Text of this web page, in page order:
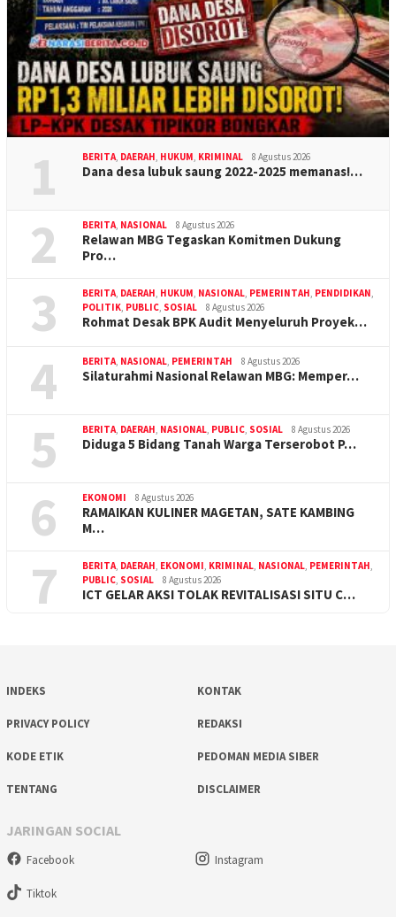
1 BERITA DAERAH HUKUM KRIMINAL 8 Agustus 2026
Dana desa lubuk saung 2022-2025 memanas!…
2 BERITA NASIONAL 8 Agustus 2026
Relawan MBG Tegaskan Komitmen Dukung
Pro…
3 BERITA DAERAH HUKUM NASIONAL PEMERINTAH PENDIDIKAN
POLITIK PUBLIC SOSIAL 8 Agustus 2026
Rohmat Desak BPK Audit Menyeluruh Proyek…
4 BERITA NASIONAL PEMERINTAH 8 Agustus 2026
Silaturahmi Nasional Relawan MBG: Memper…
5 BERITA DAERAH NASIONAL PUBLIC SOSIAL 8 Agustus 2026
Diduga 5 Bidang Tanah Warga Terserobot P…
6 EKONOMI 8 Agustus 2026
RAMAIKAN KULINER MAGETAN, SATE KAMBING
M…
7 BERITA DAERAH EKONOMI KRIMINAL NASIONAL PEMERINTAH
PUBLIC SOSIAL 8 Agustus 2026
ICT GELAR AKSI TOLAK REVITALISASI SITU C…
INDEKS KONTAK
PRIVACY POLICY REDAKSI
KODE ETIK PEDOMAN MEDIA SIBER
TENTANG DISCLAIMER
JARINGAN SOCIAL
Facebook Instagram
Tiktok